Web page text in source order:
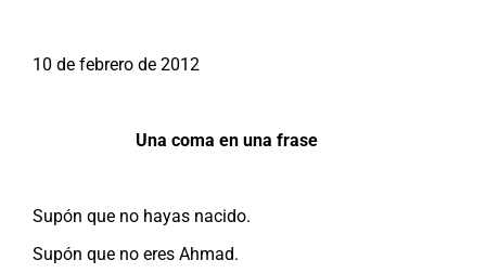
10 de febrero de 2012
Una coma en una frase
Supón que no hayas nacido.
Supón que no eres Ahmad.